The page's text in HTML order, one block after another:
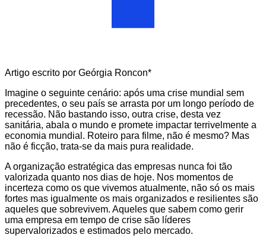
Artigo escrito por Geórgia Roncon*
Imagine o seguinte cenário: após uma crise mundial sem
precedentes, o seu país se arrasta por um longo período de
recessão. Não bastando isso, outra crise, desta vez
sanitária, abala o mundo e promete impactar terrivelmente a
economia mundial. Roteiro para filme, não é mesmo? Mas
não é ficção, trata-se da mais pura realidade.
A organização estratégica das empresas nunca foi tão
valorizada quanto nos dias de hoje. Nos momentos de
incerteza como os que vivemos atualmente, não só os mais
fortes mas igualmente os mais organizados e resilientes são
aqueles que sobrevivem. Aqueles que sabem como gerir
uma empresa em tempo de crise são líderes
supervalorizados e estimados pelo mercado.